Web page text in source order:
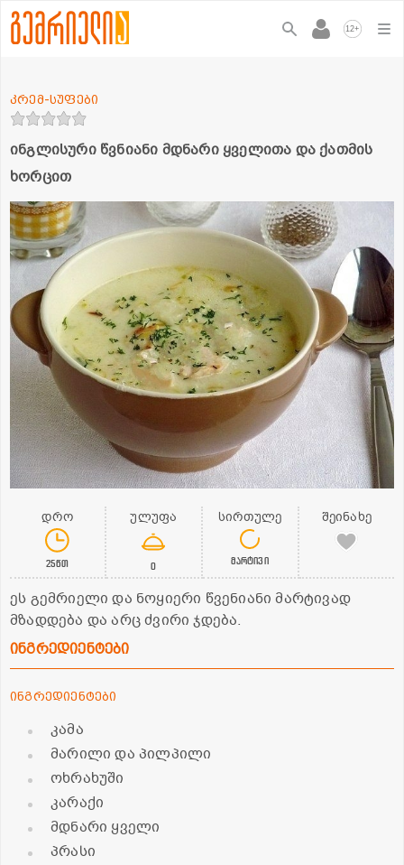
12+
ინგლისური წვნიანი მდნარი ყველითა და ქათმის
ხორცით
კრემ-სუფები
დრო
25წთ
ულუფა
0
სირთულე
მარტივი
შეინახე
ეს გემრიელი და ნოყიერი წვენიანი მარტივად
მზადდება და არც ძვირი ჯდება.
ინგრედიენტები
ინგრედიენტები
კამა
მარილი და პილპილი
ოხრახუში
კარაქი
მდნარი ყველი
პრასი